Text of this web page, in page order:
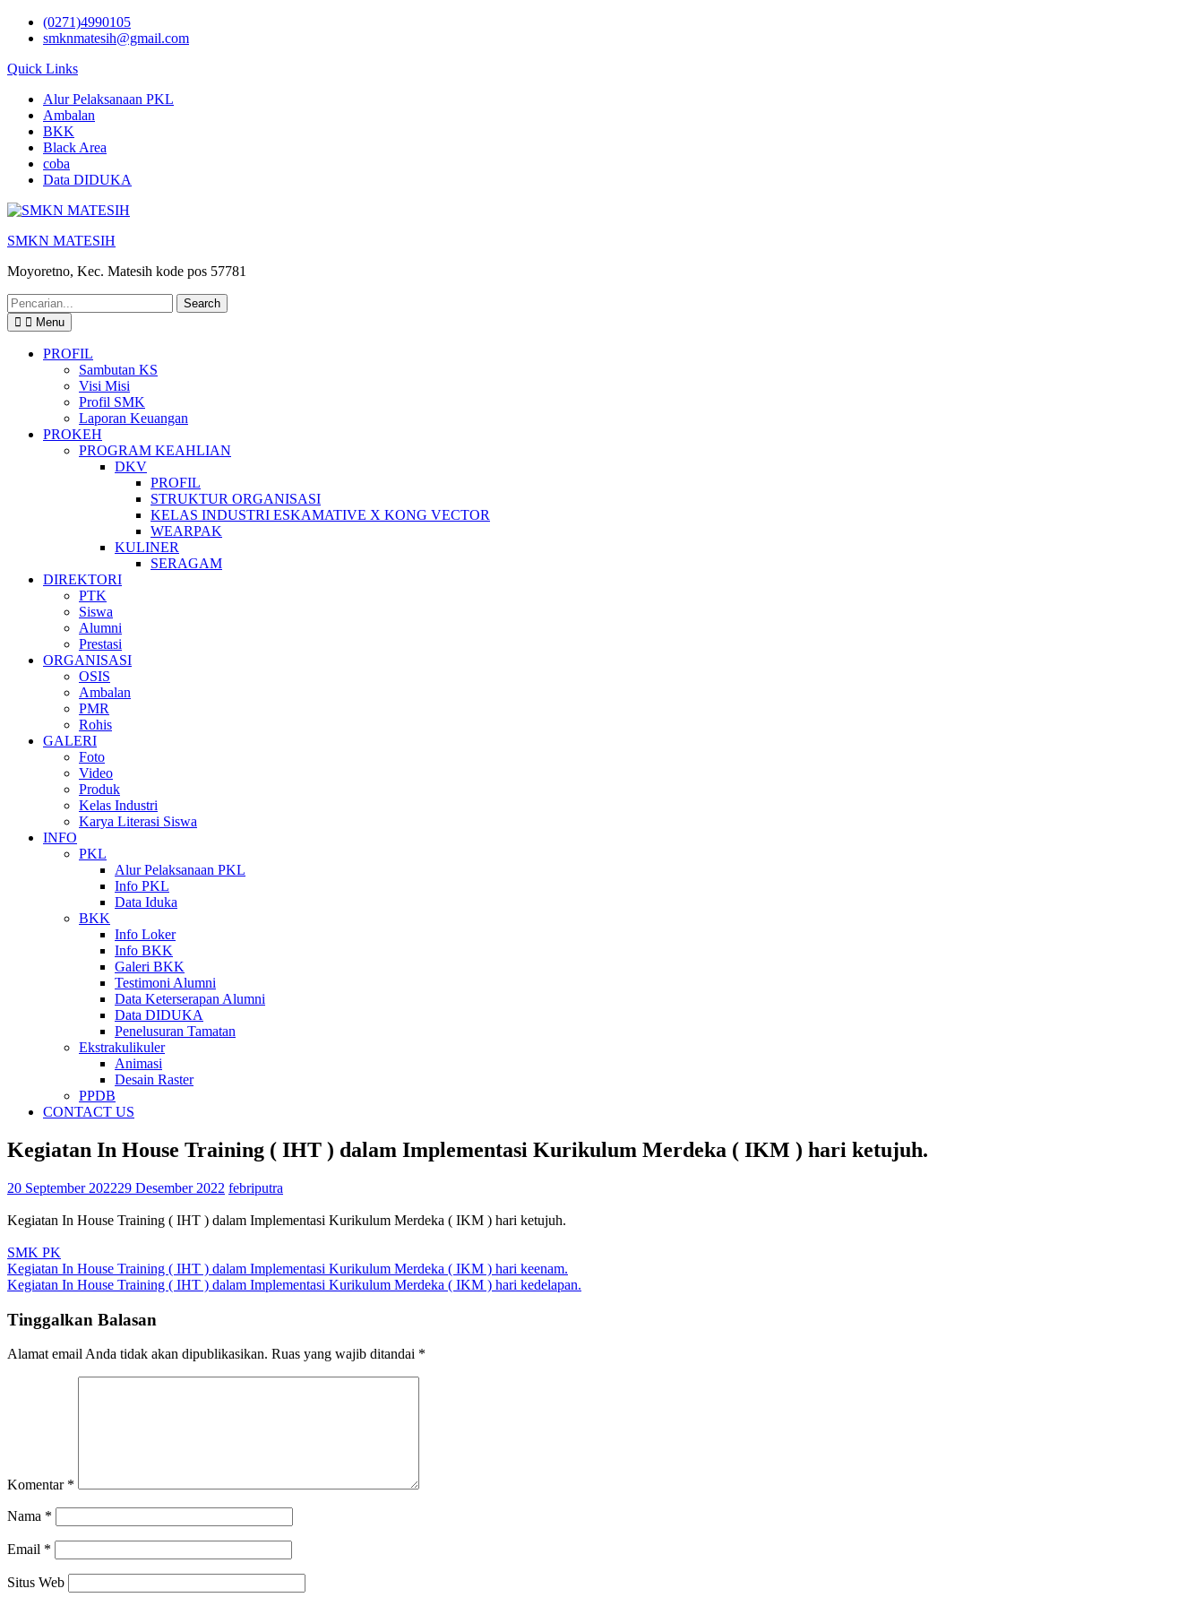
Skip
(0271)4990105
smknmatesih@gmail.com
Quick Links
Alur Pelaksanaan PKL
Ambalan
BKK
Black Area
coba
Data DIDUKA
SMKN MATESIH
Moyoretno, Kec. Matesih kode pos 57781
Search
for:
Menu
PROFIL
Sambutan KS
Visi Misi
Profil SMK
Laporan Keuangan
PROKEH
PROGRAM KEAHLIAN
DKV
PROFIL
STRUKTUR ORGANISASI
KELAS INDUSTRI ESKAMATIVE X KONG VECTOR
WEARPAK
KULINER
SERAGAM
DIREKTORI
PTK
Siswa
Alumni
Prestasi
ORGANISASI
OSIS
Ambalan
PMR
Rohis
GALERI
Foto
Video
Produk
Kelas Industri
Karya Literasi Siswa
INFO
PKL
Alur Pelaksanaan PKL
Info PKL
Data Iduka
BKK
Info Loker
Info BKK
Galeri BKK
Testimoni Alumni
Data Keterserapan Alumni
Data DIDUKA
Penelusuran Tamatan
Ekstrakulikuler
Animasi
Desain Raster
PPDB
CONTACT US
Kegiatan In House Training ( IHT ) dalam Implementasi Kurikulum Merdeka ( IKM ) hari ketujuh.
20 September 202229 Desember 2022 febriputra
Kegiatan In House Training ( IHT ) dalam Implementasi Kurikulum Merdeka ( IKM ) hari ketujuh.
SMK PK
Navigasi
pos
Kegiatan In House Training ( IHT ) dalam Implementasi Kurikulum Merdeka ( IKM ) hari keenam.
Kegiatan In House Training ( IHT ) dalam Implementasi Kurikulum Merdeka ( IKM ) hari kedelapan.
Tinggalkan Balasan
Alamat email Anda tidak akan dipublikasikan. Ruas yang wajib ditandai *
Komentar *
Nama *
Email *
Situs Web